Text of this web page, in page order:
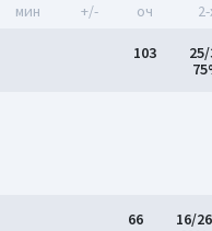
мин +/- оч
103
66
16/26